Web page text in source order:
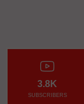
3.8K
SUBSCRIBERS